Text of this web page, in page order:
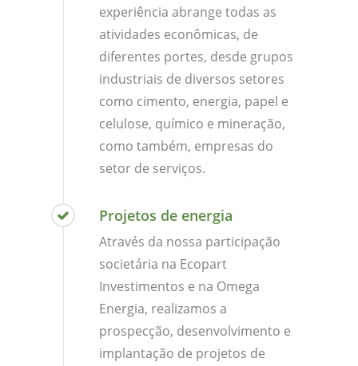
experiência abrange todas as
atividades econômicas, de
diferentes portes, desde grupos
industriais de diversos setores
como cimento, energia, papel e
celulose, químico e mineração,
como também, empresas do
setor de serviços.
Projetos de energia
Através da nossa participação
societária na Ecopart
Investimentos e na Omega
Energia, realizamos a
prospecção, desenvolvimento e
implantação de projetos de